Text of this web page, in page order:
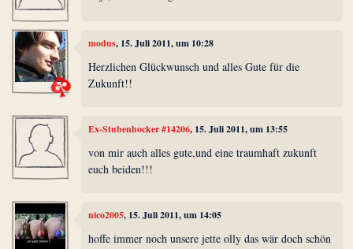
modus, 15. Juli 2011, um 10:28
Herzlichen Glückwunsch und alles Gute für die
Zukunft!!
Ex-Stubenhocker #14206, 15. Juli 2011, um 13:55
von mir auch alles gute,und eine traumhaft zukunft
euch beiden!!!
nico2005, 15. Juli 2011, um 14:05
hoffe immer noch unsere jette olly das wär doch schön